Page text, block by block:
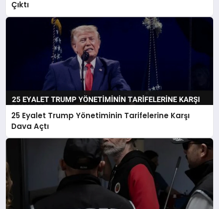
Çıktı
25 Eyalet Trump Yönetiminin Tarifelerine Karşı
Dava Açtı